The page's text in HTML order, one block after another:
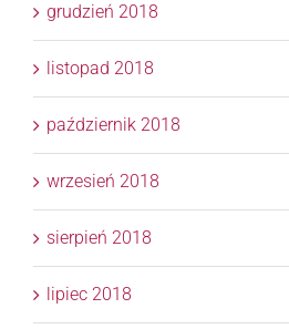
grudzień 2018
listopad 2018
październik 2018
wrzesień 2018
sierpień 2018
lipiec 2018